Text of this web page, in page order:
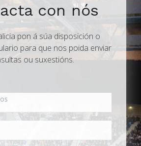
con nós
pon á súa disposición o
para que nos poida enviar
ou suxestións.